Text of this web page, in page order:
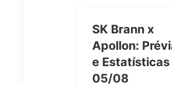
SK Brann x
Apollon:
e Estatísticas
05/08